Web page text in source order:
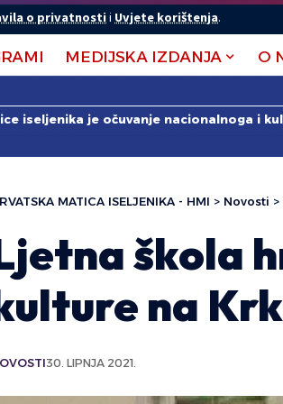
o privatnostii Uvjete korištenja.
MEDIJSKA IZDANJA O
iseljenika je očuvanje nacionalnoga i
MATICA ISELJENIKA - HMI > Novosti >
škola
na
30. LIPNJA 2021.